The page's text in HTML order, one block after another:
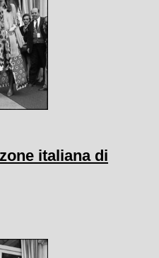
italiana di